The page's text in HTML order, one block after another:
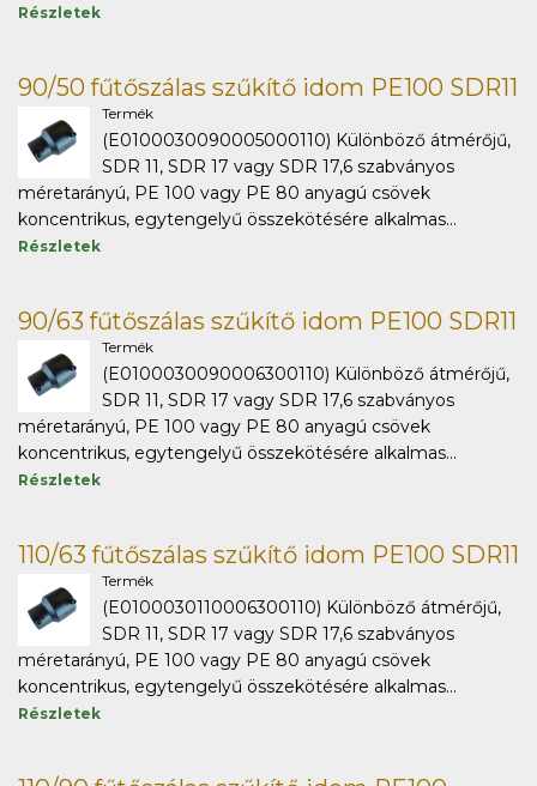
Részletek
90/50 fűtőszálas szűkítő idom PE100 SDR11
Termék
(E0100030090005000110) Különböző átmérőjű,
SDR 11, SDR 17 vagy SDR 17,6 szabványos
méretarányú, PE 100 vagy PE 80 anyagú csövek
koncentrikus, egytengelyű összekötésére alkalmas...
Részletek
90/63 fűtőszálas szűkítő idom PE100 SDR11
Termék
(E0100030090006300110) Különböző átmérőjű,
SDR 11, SDR 17 vagy SDR 17,6 szabványos
méretarányú, PE 100 vagy PE 80 anyagú csövek
koncentrikus, egytengelyű összekötésére alkalmas...
Részletek
110/63 fűtőszálas szűkítő idom PE100 SDR11
Termék
(E0100030110006300110) Különböző átmérőjű,
SDR 11, SDR 17 vagy SDR 17,6 szabványos
méretarányú, PE 100 vagy PE 80 anyagú csövek
koncentrikus, egytengelyű összekötésére alkalmas...
Részletek